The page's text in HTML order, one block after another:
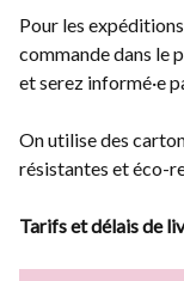
Pour les
commande dans le
et serez informé·e
On utilise des
résistantes et éco-
Tarifs et délais de